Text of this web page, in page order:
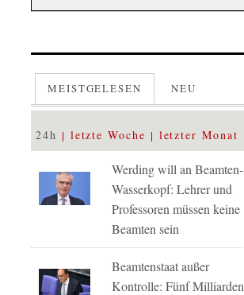
MEISTGELESEN NEU
24h letzte Woche letzter Monat
Werding will an Beamten-
Wasserkopf: Lehrer und
Professoren müssen keine
Beamten sein
Beamtenstaat außer
Kontrolle: Fünf Milliarden